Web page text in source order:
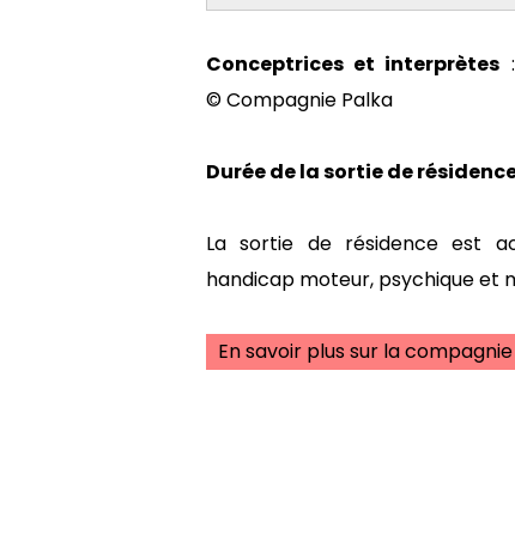
Conceptrices et interprètes
© Compagnie Palka
Durée de la sortie de
La sortie de résidence est
handicap moteur, psychique et
En savoir plus sur la compagnie